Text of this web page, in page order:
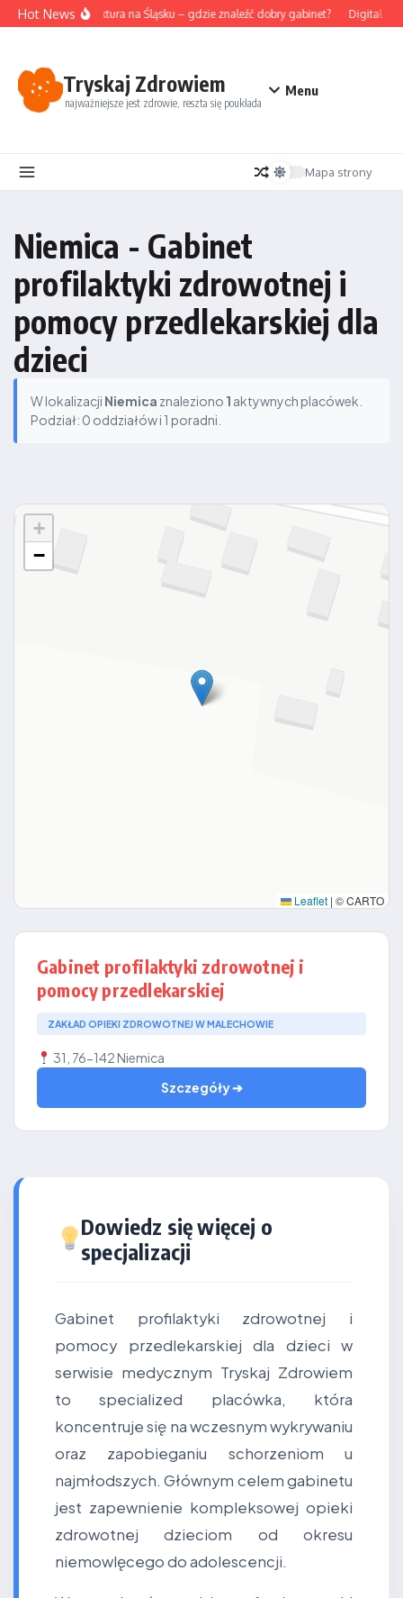
Przejdź do treści
Hot NewsAkupunktura na Śląsku – gdzie znaleźć dobry gabinet? Digital
Tryskaj Zdrowiem
najważniejsze jest zdrowie, reszta się poukłada
Menu
Mapa strony
Niemica - Gabinet
profilaktyki zdrowotnej i
pomocy przedlekarskiej dla
dzieci
W lokalizacji Niemica znaleziono 1 aktywnych placówek.
Podział: 0 oddziałów i 1 poradni.
+
−
Leaflet | © CARTO
Gabinet profilaktyki zdrowotnej i
pomocy przedlekarskiej
ZAKŁAD OPIEKI ZDROWOTNEJ W MALECHOWIE
31, 76-142 Niemica
Szczegóły ➔
Dowiedz się więcej o
specjalizacji
Gabinet profilaktyki zdrowotnej i
pomocy przedlekarskiej dla dzieci w
serwisie medycznym Tryskaj Zdrowiem
to specialized placówka, która
koncentruje się na wczesnym wykrywaniu
oraz zapobieganiu schorzeniom u
najmłodszych. Głównym celem gabinetu
jest zapewnienie kompleksowej opieki
zdrowotnej dzieciom od okresu
niemowlęcego do adolescencji.